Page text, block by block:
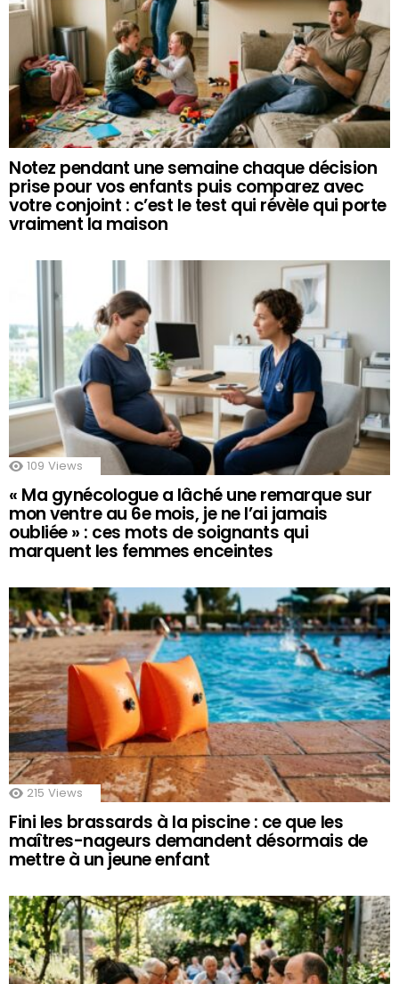
Notez pendant une semaine chaque décision
prise pour vos enfants puis comparez avec
votre conjoint : c’est le test qui révèle qui porte
vraiment la maison
109 Views
« Ma gynécologue a lâché une remarque sur
mon ventre au 6e mois, je ne l’ai jamais
oubliée » : ces mots de soignants qui
marquent les femmes enceintes
215 Views
Fini les brassards à la piscine : ce que les
maîtres-nageurs demandent désormais de
mettre à un jeune enfant